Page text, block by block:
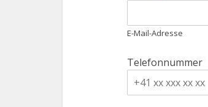
E-Mail-Adresse
Telefonnummer